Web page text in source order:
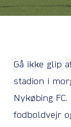
Gå ikke glip
stadion i
Nykøbing
fodboldvejr